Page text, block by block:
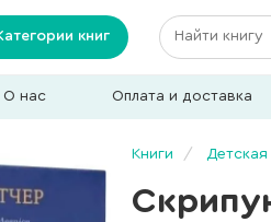
книг
О нас Оплата и доставка
Книги Детская